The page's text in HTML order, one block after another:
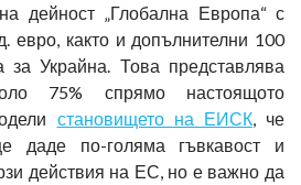
дейност „Глобална Европа“ с
евро, както и допълнителни 100
за Украйна. Това представлява
75% спрямо настоящото
становището на ЕИСК, че
даде по-голяма гъвкавост и
действия на ЕС, но е важно да